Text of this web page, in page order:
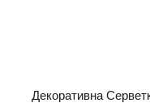
Декоративна